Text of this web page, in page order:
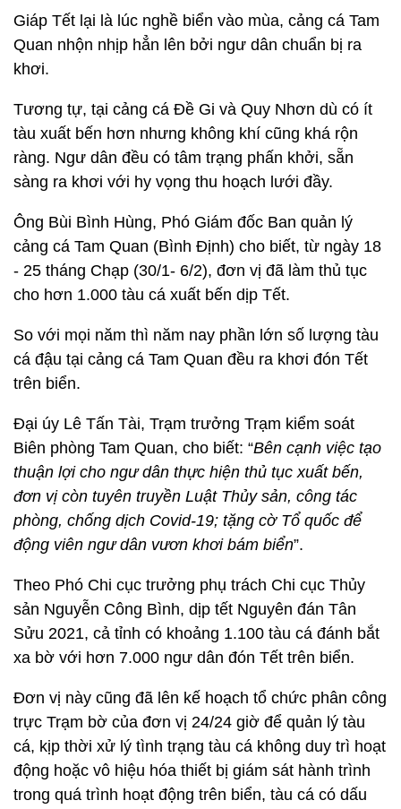
Giáp Tết lại là lúc nghề biển vào mùa, cảng cá Tam
Quan nhộn nhịp hẳn lên bởi ngư dân chuẩn bị ra
khơi.
Tương tự, tại cảng cá Đề Gi và Quy Nhơn dù có ít
tàu xuất bến hơn nhưng không khí cũng khá rộn
ràng. Ngư dân đều có tâm trạng phấn khởi, sẵn
sàng ra khơi với hy vọng thu hoạch lưới đầy.
Ông Bùi Bình Hùng, Phó Giám đốc Ban quản lý
cảng cá Tam Quan (Bình Định) cho biết, từ ngày 18
- 25 tháng Chạp (30/1- 6/2), đơn vị đã làm thủ tục
cho hơn 1.000 tàu cá xuất bến dịp Tết.
So với mọi năm thì năm nay phần lớn số lượng tàu
cá đậu tại cảng cá Tam Quan đều ra khơi đón Tết
trên biển.
Đại úy Lê Tấn Tài, Trạm trưởng Trạm kiểm soát
Biên phòng Tam Quan, cho biết: “Bên cạnh việc tạo
thuận lợi cho ngư dân thực hiện thủ tục xuất bến,
đơn vị còn tuyên truyền Luật Thủy sản, công tác
phòng, chống dịch Covid-19; tặng cờ Tổ quốc để
động viên ngư dân vươn khơi bám biển”.
Theo Phó Chi cục trưởng phụ trách Chi cục Thủy
sản Nguyễn Công Bình, dịp tết Nguyên đán Tân
Sửu 2021, cả tỉnh có khoảng 1.100 tàu cá đánh bắt
xa bờ với hơn 7.000 ngư dân đón Tết trên biển.
Đơn vị này cũng đã lên kế hoạch tổ chức phân công
trực Trạm bờ của đơn vị 24/24 giờ để quản lý tàu
cá, kịp thời xử lý tình trạng tàu cá không duy trì hoạt
động hoặc vô hiệu hóa thiết bị giám sát hành trình
trong quá trình hoạt động trên biển, tàu cá có dấu